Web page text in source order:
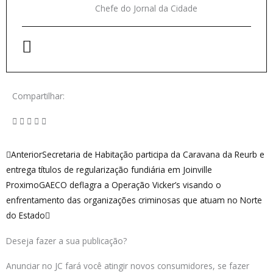
Chefe do Jornal da Cidade
Compartilhar:
Anterior
AnteriorSecretaria de Habitação participa da Caravana da Reurb e
entrega títulos de regularização fundiária em Joinville
ProximoGAECO deflagra a Operação Vicker’s visando o
enfrentamento das organizações criminosas que atuam no Norte
do Estado
Próximo
Deseja fazer a sua publicação?
Anunciar no JC fará você atingir novos consumidores, se fazer